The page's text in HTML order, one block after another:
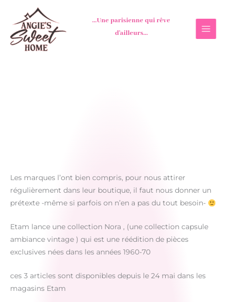
contenu
...Une parisienne qui rêve
d'ailleurs...
Les marques l’ont bien compris, pour nous attirer
régulièrement dans leur boutique, il faut nous donner un
prétexte -même si parfois on n’en a pas du tout besoin-
Etam lance une collection Nora , (une collection capsule
ambiance vintage ) qui est une réédition de pièces
exclusives nées dans les années 1960-70
ces 3 articles sont disponibles depuis le 24 mai dans les
magasins Etam